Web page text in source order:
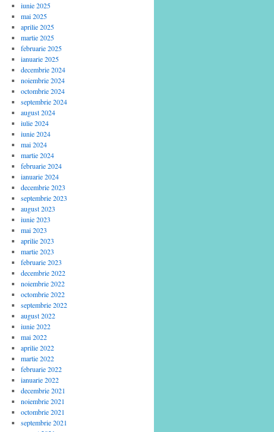
iunie 2025
mai 2025
aprilie 2025
martie 2025
februarie 2025
ianuarie 2025
decembrie 2024
noiembrie 2024
octombrie 2024
septembrie 2024
august 2024
iulie 2024
iunie 2024
mai 2024
martie 2024
februarie 2024
ianuarie 2024
decembrie 2023
septembrie 2023
august 2023
iunie 2023
mai 2023
aprilie 2023
martie 2023
februarie 2023
decembrie 2022
noiembrie 2022
octombrie 2022
septembrie 2022
august 2022
iunie 2022
mai 2022
aprilie 2022
martie 2022
februarie 2022
ianuarie 2022
decembrie 2021
noiembrie 2021
octombrie 2021
septembrie 2021